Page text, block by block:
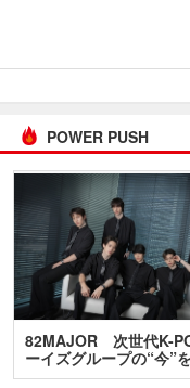
POWER PUSH
82MAJOR 次世代K-
ーイズグループの“今”
訊…